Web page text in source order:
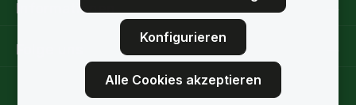
Informationen
Folge uns
Konfigurieren
Alle Cookies akzeptieren